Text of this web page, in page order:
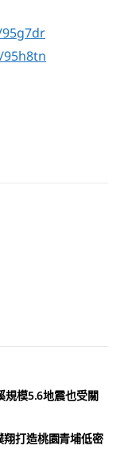
規模5.6地震也受關
打造桃園青埔低密